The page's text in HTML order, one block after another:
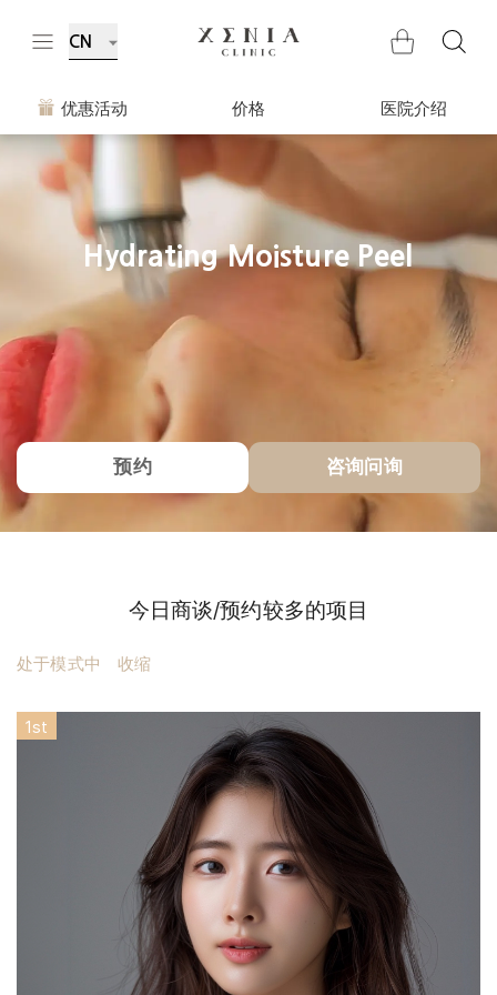
CN
优惠活动 价格 医院介绍
Hydrating Moisture Peel
预约 咨询问询
今日商谈/预约较多的项目
处于模式中 收缩
1 st